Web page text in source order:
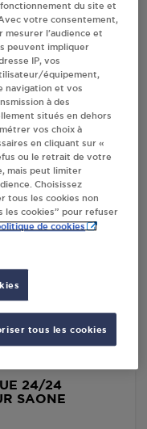
SUR
24/24
SAONE
du site et
votre consentement,
mesurer l’audience et
peuvent impliquer
IP, vos
équipement,
navigation et vos
à des
situés en dehors
vos choix à
en cliquant sur «
ou le retrait de votre
mais peut limiter
Choisissez
tous les cookies non
les cookies” pour refuser
de cookies
tous les cookies